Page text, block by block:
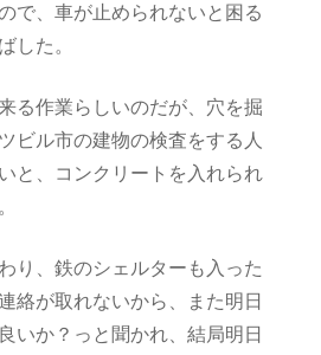
で、車が止められないと困る
した。
る作業らしいのだが、穴を掘
ビル市の建物の検査をする人
と、コンクリートを入れられ
り、鉄のシェルターも入った
絡が取れないから、また明日
いか？っと聞かれ、結局明日